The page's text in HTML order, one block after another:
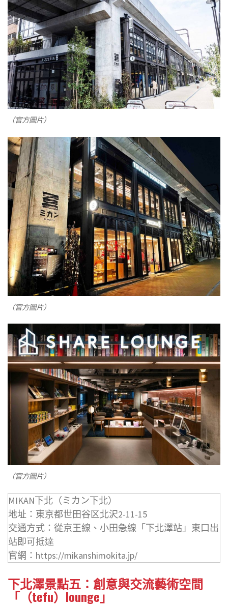
（官方圖片）
（官方圖片）
（官方圖片）
MIKAN下北（ミカン下北）
地址：東京都世田谷区北沢2-11-15
交通方式：從京王線、小田急線「下北澤站」東口出
站即可抵達
官網：https://mikanshimokita.jp/
下北澤景點五：創意與交流藝術空間
「（tefu）lounge」